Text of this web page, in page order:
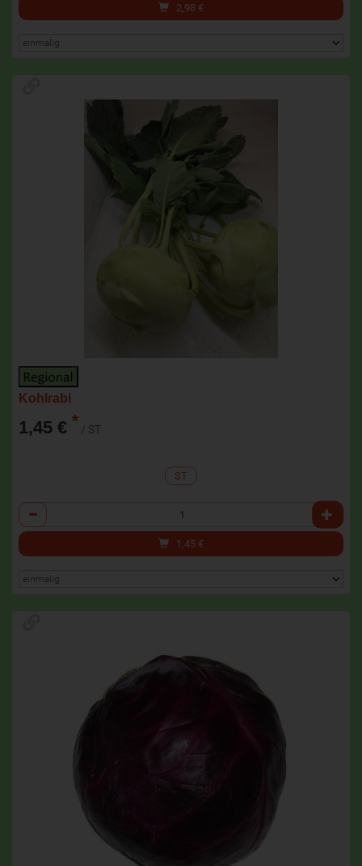
2,98 €
Kohlrabi
1,45 € * / ST
ST
Anzahl
1,45 €